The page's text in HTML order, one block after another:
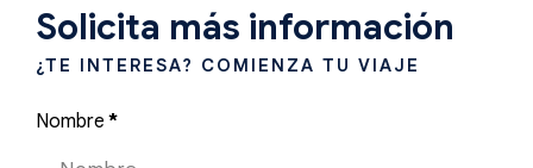
Solicita más información
¿TE INTERESA? COMIENZA TU VIAJE
Nombre *